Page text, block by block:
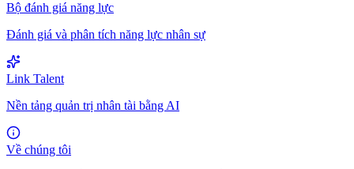
Bộ đánh giá năng lực
Đánh giá và phân tích năng lực nhân sự
Link Talent
Nền tảng quản trị nhân tài bằng AI
Về chúng tôi